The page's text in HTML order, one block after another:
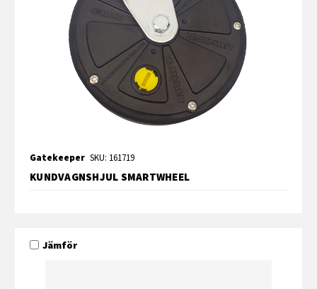
Gatekeeper SKU: 161719
KUNDVAGNSHJUL SMARTWHEEL
Jämför